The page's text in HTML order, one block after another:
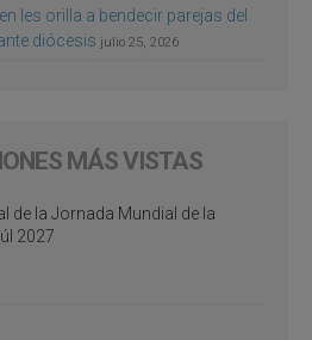
les orilla a bendecir parejas del
diócesis julio 25, 2026
MÁS VISTAS
de la Jornada Mundial de la
2027